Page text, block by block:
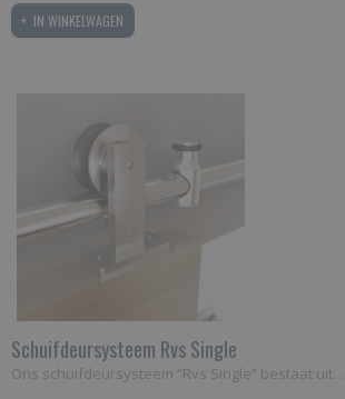
IN WINKELWAGEN
Schuifdeursysteem Rvs Single
Ons schuifdeursysteem “Rvs Single” bestaat uit…